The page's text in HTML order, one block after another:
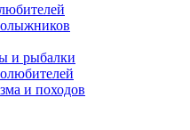
и рыбалки
и походов